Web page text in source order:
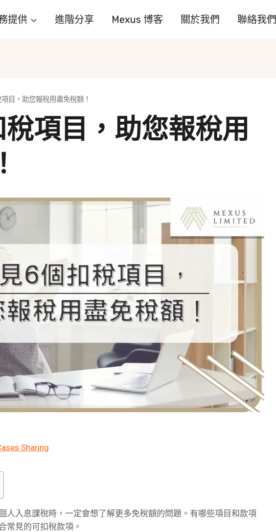
提供 進階分享 Mexus 博客 關於我們 聯絡我們
目，助您報稅用盡免稅額！
項目，助您報稅用
Sharing
人入息課稅時，一定會想了解更多免稅額的問題。有哪些項目和款項
常見的可扣稅款項。